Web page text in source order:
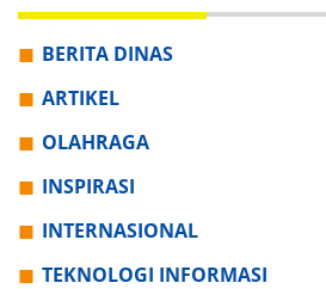
BERITA DINAS
ARTIKEL
OLAHRAGA
INSPIRASI
INTERNASIONAL
TEKNOLOGI INFORMASI